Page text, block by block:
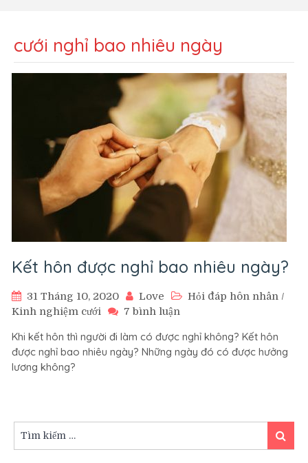
cưới nghỉ bao nhiêu ngày
Kết hôn được nghỉ bao nhiêu ngày?
31 Tháng 10, 2020 Love Hỏi đáp hôn nhân /
Kinh nghiệm cưới
7 bình luận
hôn
được
Khi kết hôn thì người đi làm có được nghỉ không? Kết hôn
được nghỉ bao nhiêu ngày? Những ngày đó có được hưởng
lương không?
kiếm:
Tìm
kiếm